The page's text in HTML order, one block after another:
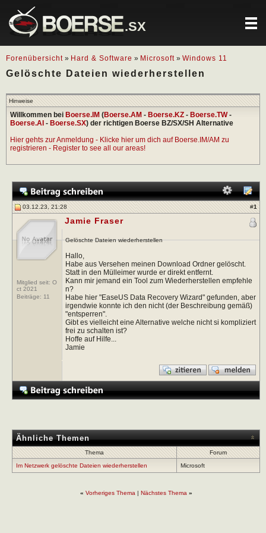
.SX
Forenübersicht » Hard & Software » Microsoft » Windows 11
Gelöschte Dateien wiederherstellen
Hinweise
Willkommen bei Boerse.IM (Boerse.AM - Boerse.KZ - Boerse.TW-
Boerse.AI - Boerse.SX) der richtigen Boerse BZ/SX/SH Alternative
Hier gehts zur Anmeldung - Klicke hier um dich auf Boerse.IM/AM zu
registrieren - Register to see all our areas!
03.12.23, 21:28 #1
Mitglied seit: O
ct 2021
Beiträge: 11
Jamie Fraser
Gelöschte Dateien wiederherstellen
Hallo,
Habe aus Versehen meinen Download Ordner gelöscht.
Statt in den Mülleimer wurde er direkt entfernt.
Kann mir jemand ein Tool zum Wiederherstellen empfehle
n?
Habe hier "EaseUS Data Recovery Wizard" gefunden, aber
irgendwie konnte ich den nicht (der Beschreibung gemäß)
"entsperren".
Gibt es vielleicht eine Alternative welche nicht si kompliziert
frei zu schalten ist?
Hoffe auf Hilfe...
Jamie
Ähnliche Themen
Thema
Forum
Im Netzwerk gelöschte Dateien wiederherstellen
Microsoft
« Vorheriges Thema | Nächstes Thema »